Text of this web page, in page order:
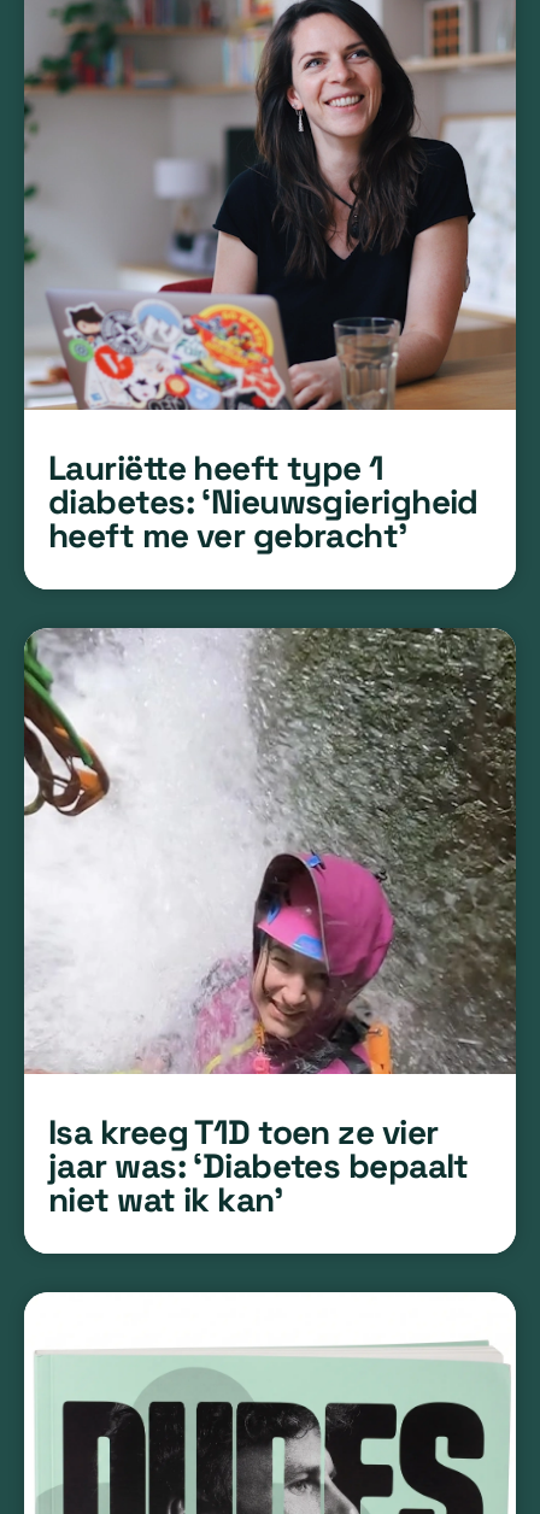
Lauriëtte heeft type 1
diabetes: ‘Nieuwsgierigheid
heeft me ver gebracht’
Isa kreeg T1D toen ze vier
jaar was: ‘Diabetes bepaalt
niet wat ik kan’